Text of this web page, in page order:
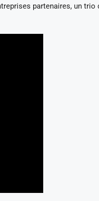
partenaires, un